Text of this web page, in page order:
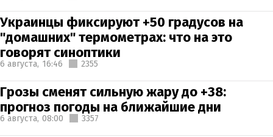
Украинцы фиксируют +50 градусов на
"домашних" термометрах: что на это
говорят синоптики
6 августа, 16:46 2355
Грозы сменят сильную жару до +38:
прогноз погоды на ближайшие дни
6 августа, 08:00 3357